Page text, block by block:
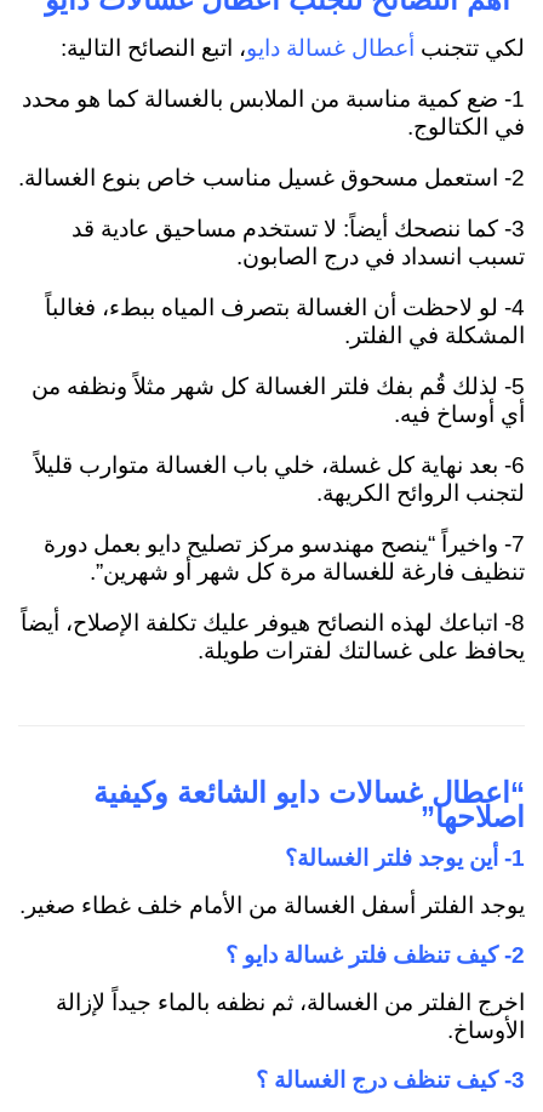
لكي تتجنب أعطال غسالة دايو، اتبع النصائح التالية:
1- ضع كمية مناسبة من الملابس بالغسالة كما هو محدد
في الكتالوج.
2- استعمل مسحوق غسيل مناسب خاص بنوع الغسالة.
3- كما ننصحك أيضاً: لا تستخدم مساحيق عادية قد
تسبب انسداد في درج الصابون.
4- لو لاحظت أن الغسالة بتصرف المياه ببطء، فغالباً
المشكلة في الفلتر.
5- لذلك قُم بفك فلتر الغسالة كل شهر مثلاً ونظفه من
أي أوساخ فيه.
6- بعد نهاية كل غسلة، خلي باب الغسالة متوارب قليلاً
لتجنب الروائح الكريهة.
7- واخيراً “ينصح مهندسو مركز تصليح دايو بعمل دورة
تنظيف فارغة للغسالة مرة كل شهر أو شهرين”.
8- اتباعك لهذه النصائح هيوفر عليك تكلفة الإصلاح، أيضاً
يحافظ على غسالتك لفترات طويلة.
“اعطال غسالات دايو الشائعة وكيفية
اصلاحها”
1- أين يوجد فلتر الغسالة؟
يوجد الفلتر أسفل الغسالة من الأمام خلف غطاء صغير.
2- كيف تنظف فلتر غسالة دايو ؟
اخرج الفلتر من الغسالة، ثم نظفه بالماء جيداً لإزالة
الأوساخ.
3- كيف تنظف درج الغسالة ؟